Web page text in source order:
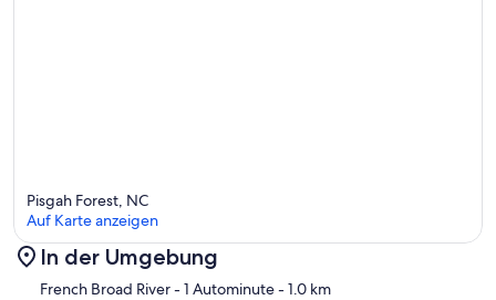
Karte
Pisgah Forest, NC
Auf Karte anzeigen
In der Umgebung
French Broad River- 1 Autominute- 1.0 km